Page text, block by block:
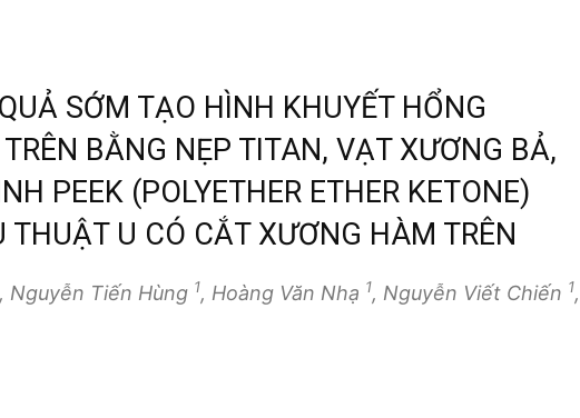
SỚM TẠO HÌNH KHUYẾT HỔNG
BẰNG NẸP TITAN, VẠT XƯƠNG BẢ,
PEEK (POLYETHER ETHER KETONE)
THUẬT U CÓ CẮT XƯƠNG HÀM TRÊN
, Nguyễn Tiến Hùng 1, Hoàng Văn Nhạ 1, Nguyễn Viết Chiến 1,